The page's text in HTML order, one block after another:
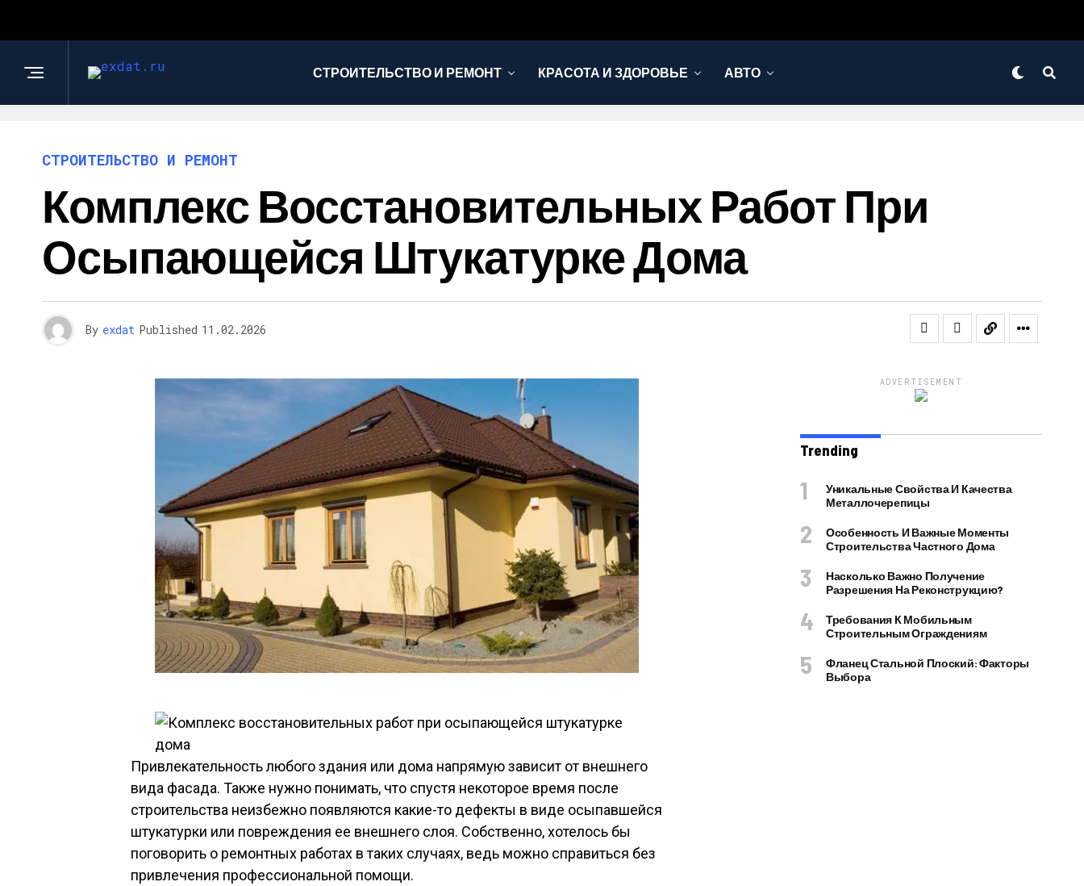
СТРОИТЕЛЬСТВО И РЕМОНТ КРАСОТА И ЗДОРОВЬЕ АВТО
СТРОИТЕЛЬСТВО И РЕМОНТ
Комплекс Восстановительных Работ При
Осыпающейся Штукатурке Дома
By exdat Published 11.02.2026
Привлекательность любого здания или дома напрямую зависит от внешнего
вида фасада. Также нужно понимать, что спустя некоторое время после
строительства неизбежно появляются какие-то дефекты в виде осыпавшейся
штукатурки или повреждения ее внешнего слоя. Собственно, хотелось бы
поговорить о ремонтных работах в таких случаях, ведь можно справиться без
привлечения профессиональной помощи.
ADVERTISEMENT
Trending
Уникальные Свойства И Качества
Металлочерепицы
Особенность И Важные Моменты
Строительства Частного Дома
Насколько Важно Получение
Разрешения На Реконструкцию?
Требования К Мобильным
Строительным Ограждениям
Фланец Стальной Плоский: Факторы
Выбора